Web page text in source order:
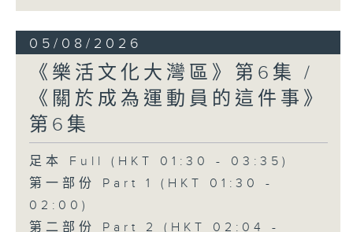
05/08/2026
《樂活文化大灣區》第6集 /
《關於成為運動員的這件事》
第6集
足本 Full (HKT 01:30 - 03:35)
第一部份 Part 1 (HKT 01:30 -
02:00)
第二部份 Part 2 (HKT 02:04 -